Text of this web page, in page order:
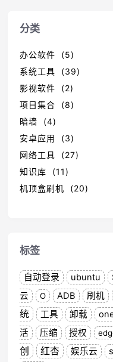
分类
办公软件 (5)
系统工具 (39)
影视软件 (2)
项目集合 (8)
暗墙 (4)
安卓应用 (3)
网络工具 (27)
知识库 (11)
机顶盒刷机 (20)
标签
自动登录 ubuntu
云
O ADB 刷机
统
工具 卸载
活
压缩 授权
创
红杏 娱乐云